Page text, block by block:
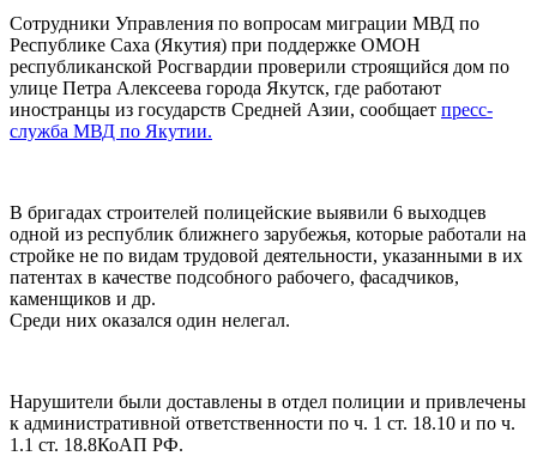
Сотрудники Управления по вопросам миграции МВД по
Республике Саха (Якутия) при поддержке ОМОН
республиканской Росгвардии проверили строящийся дом по
улице Петра Алексеева города Якутск, где работают
иностранцы из государств Средней Азии, сообщает пресс-
служба МВД по Якутии.
В бригадах строителей полицейские выявили 6 выходцев
одной из республик ближнего зарубежья, которые работали на
стройке не по видам трудовой деятельности, указанными в их
патентах в качестве подсобного рабочего, фасадчиков,
каменщиков и др.
Среди них оказался один нелегал.
Нарушители были доставлены в отдел полиции и привлечены
к административной ответственности по ч. 1 ст. 18.10 и по ч.
1.1 ст. 18.8КоАП РФ.